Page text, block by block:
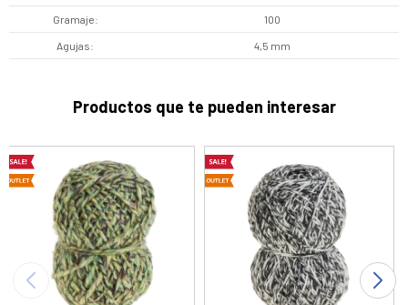
Gramaje 100
Agujas 4,5 mm
Productos que te pueden interesar